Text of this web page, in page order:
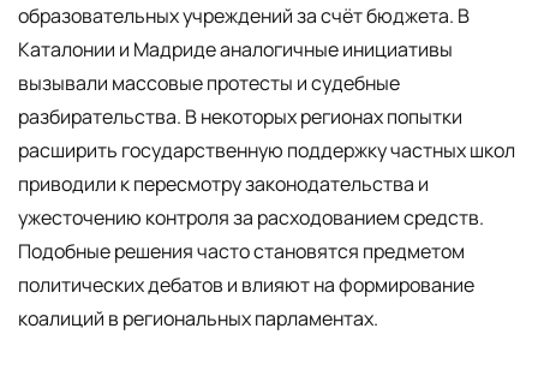
образовательных учреждений за счёт бюджета. В
Каталонии и Мадриде аналогичные инициативы
вызывали массовые протесты и судебные
разбирательства. В некоторых регионах попытки
расширить государственную поддержку частных школ
приводили к пересмотру законодательства и
ужесточению контроля за расходованием средств.
Подобные решения часто становятся предметом
политических дебатов и влияют на формирование
коалиций в региональных парламентах.